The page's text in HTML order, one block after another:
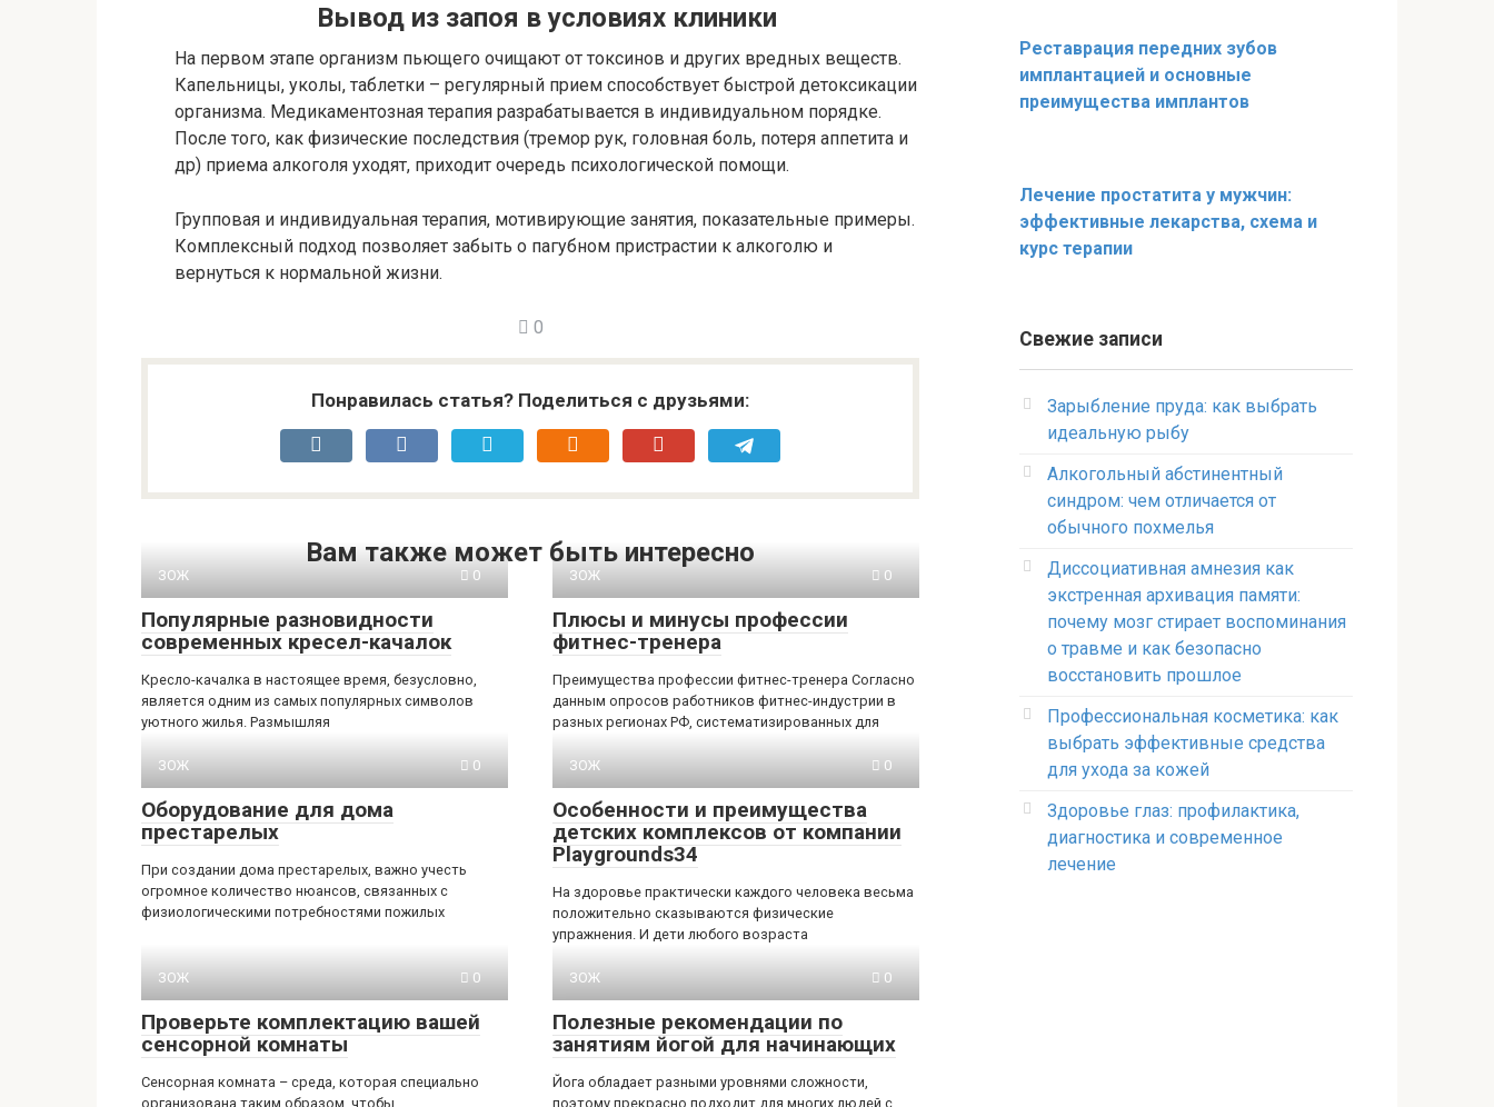
Вывод из запоя в условиях клиники
На первом этапе организм пьющего очищают от токсинов и других вредных веществ.
Капельницы, уколы, таблетки – регулярный прием способствует быстрой детоксикации
организма. Медикаментозная терапия разрабатывается в индивидуальном порядке.
После того, как физические последствия (тремор рук, головная боль, потеря аппетита и
др) приема алкоголя уходят, приходит очередь психологической помощи.
Групповая и индивидуальная терапия, мотивирующие занятия, показательные примеры.
Комплексный подход позволяет забыть о пагубном пристрастии к алкоголю и
вернуться к нормальной жизни.
0
Понравилась статья? Поделиться с друзьями:
Вам также может быть интересно
ЗОЖ 0
Популярные разновидности
современных кресел-качалок
Кресло-качалка в настоящее время, безусловно,
является одним из самых популярных символов
уютного жилья. Размышляя
ЗОЖ 0
Плюсы и минусы профессии
фитнес-тренера
Преимущества профессии фитнес-тренера Согласно
данным опросов работников фитнес-индустрии в
разных регионах РФ, систематизированных для
ЗОЖ 0
Оборудование для дома
престарелых
При создании дома престарелых, важно учесть
огромное количество нюансов, связанных с
физиологическими потребностями пожилых
ЗОЖ 0
Особенности и преимущества
детских комплексов от компании
Playgrounds34
На здоровье практически каждого человека весьма
положительно сказываются физические
упражнения. И дети любого возраста
ЗОЖ 0
Проверьте комплектацию вашей
сенсорной комнаты
Сенсорная комната – среда, которая специально
организована таким образом, чтобы
ЗОЖ 0
Полезные рекомендации по
занятиям йогой для начинающих
Йога обладает разными уровнями сложности,
поэтому прекрасно подходит для многих людей с
Реставрация передних зубов
имплантацией и основные
преимущества имплантов
Лечение простатита у мужчин:
эффективные лекарства, схема и
курс терапии
Свежие записи
Зарыбление пруда: как выбрать
идеальную рыбу
Алкогольный абстинентный
синдром: чем отличается от
обычного похмелья
Диссоциативная амнезия как
экстренная архивация памяти:
почему мозг стирает воспоминания
о травме и как безопасно
восстановить прошлое
Профессиональная косметика: как
выбрать эффективные средства
для ухода за кожей
Здоровье глаз: профилактика,
диагностика и современное
лечение